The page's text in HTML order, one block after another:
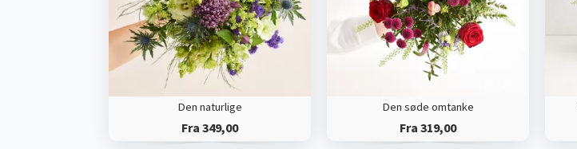
Den naturlige
Fra 349,00
Den søde omtanke
Fra 319,00